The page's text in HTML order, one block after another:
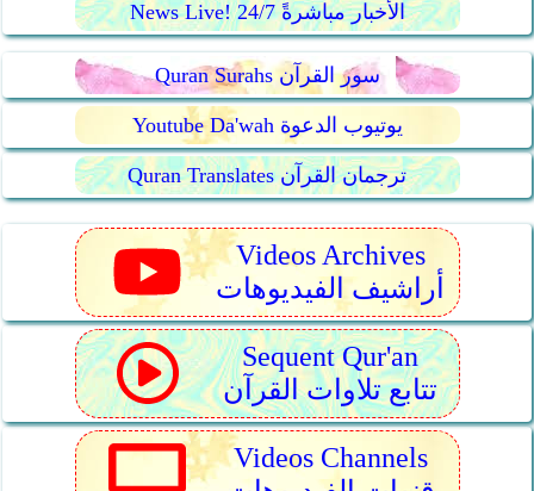
News Live! 24/7 الأخبار مباشرةً
Quran Surahs سور القرآن
Youtube Da'wah يوتيوب الدعوة
Quran Translates ترجمان القرآن
Videos Archives
أراشيف الفيديوهات
Sequent Qur'an
تتابع تلاوات القرآن
Videos Channels